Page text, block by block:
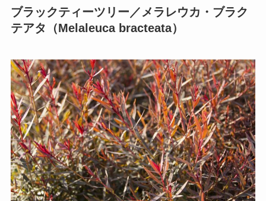
ブラックティーツリー／メラレウカ・ブラク
テアタ（Melaleuca bracteata）